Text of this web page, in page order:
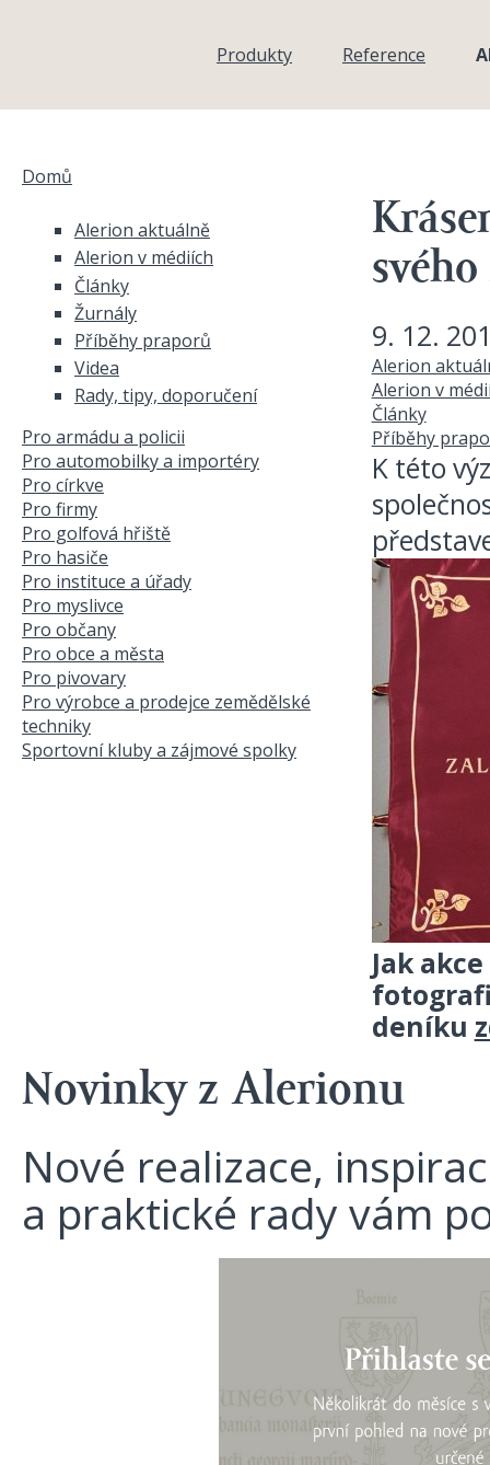
Produkty
Reference
Domů
9. 12.
Alerion
Alerion v
Články
Příběhy
K této
Jak
deníku
Alerion aktuálně
Alerion v médiích
Články
Žurnály
Příběhy praporů
Videa
Rady, tipy, doporučení
Pro armádu a policii
Pro automobilky a importéry
Pro církve
Pro firmy
Pro golfová hřiště
Pro hasiče
Pro instituce a úřady
Pro myslivce
Pro občany
Pro obce a města
Pro pivovary
Pro výrobce a prodejce zemědělské
techniky
Sportovní kluby a zájmové spolky
Novinky z Alerionu
Nové realizace,
a praktické rady vám